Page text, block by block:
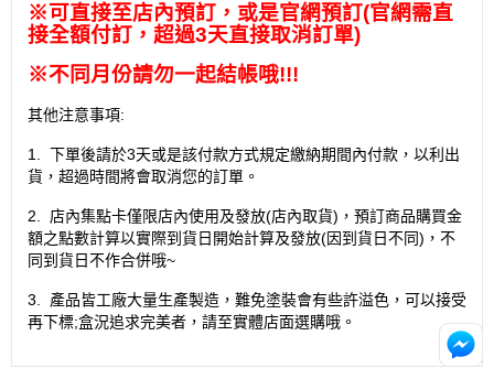
※可直接至店內預訂，或是官網預訂(官網需直
接全額付訂，超過3天直接取消訂單)
※不同月份請勿一起結帳哦!!!
其他注意事項:
1. 下單後請於3天或是該付款方式規定繳納期間內付款，以利出
貨，超過時間將會取消您的訂單。
2. 店內集點卡僅限店內使用及發放(店內取貨) ，預訂商品購買金
額之點數計算以實際到貨日開始計算及發放( 因到貨日不同 ) ，不
同到貨日不作合併哦~
3. 產品皆工廠大量生產製造，難免塗裝會有些許溢色，可以接受
再下標;盒況追求完美者，請至實體店面選購哦。